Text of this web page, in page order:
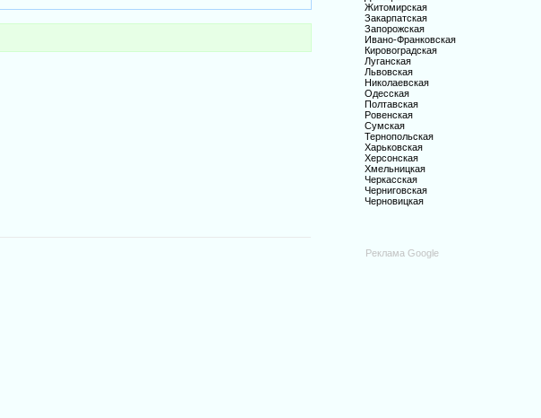
Житомирская
Закарпатская
Запорожская
Ивано-Франковская
Кировоградская
Луганская
Львовская
Николаевская
Одесская
Полтавская
Ровенская
Сумская
Тернопольская
Харьковская
Херсонская
Хмельницкая
Черкасская
Черниговская
Черновицкая
Реклама Google